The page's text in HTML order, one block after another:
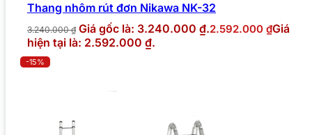
Thang nhôm rút đơn Nikawa NK-32
3.240.000₫ Giá gốc là: 3.240.000 ₫.2.592.000 ₫Giá
hiện tại là: 2.592.000 ₫.
-15%